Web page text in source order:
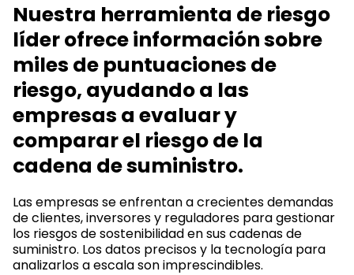
Nuestra herramienta de riesgo
líder ofrece información sobre
miles de puntuaciones de
riesgo, ayudando a las
empresas a evaluar y
comparar el riesgo de la
cadena de suministro.
Las empresas se enfrentan a crecientes demandas
de clientes, inversores y reguladores para gestionar
los riesgos de sostenibilidad en sus cadenas de
suministro. Los datos precisos y la tecnología para
analizarlos a escala son imprescindibles.